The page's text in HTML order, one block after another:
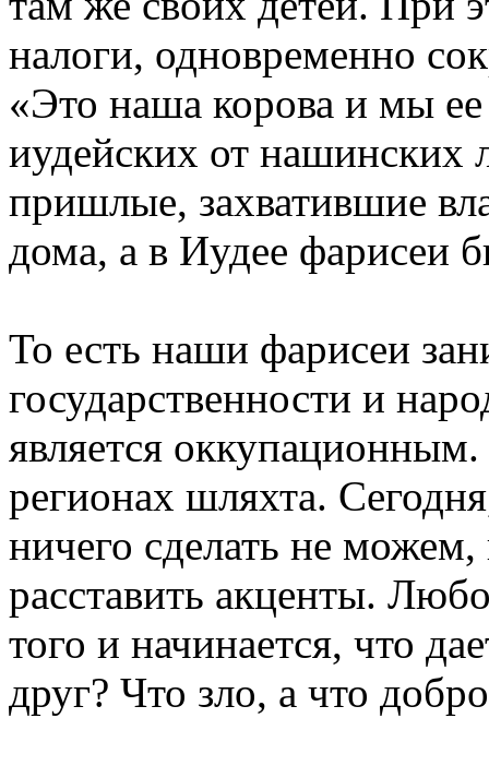
налоги, одновременно
«Это наша корова и мы
иудейских от нашинских
пришлые, захватившие
дома, а в Иудее фарисеи
То есть наши фарисеи
государственности и
является
регионах шляхта.
ничего сделать не
расставить акценты.
того и начинается, что
друг? Что зло, а что